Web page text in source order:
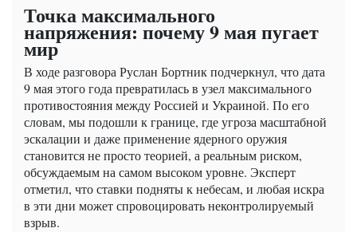
Точка максимального
напряжения: почему 9 мая пугает
мир
В ходе разговора Руслан Бортник подчеркнул, что дата
9 мая этого года превратилась в узел максимального
противостояния между Россией и Украиной. По его
словам, мы подошли к границе, где угроза масштабной
эскалации и даже применение ядерного оружия
становится не просто теорией, а реальным риском,
обсуждаемым на самом высоком уровне. Эксперт
отметил, что ставки подняты к небесам, и любая искра
в эти дни может спровоцировать неконтролируемый
взрыв.